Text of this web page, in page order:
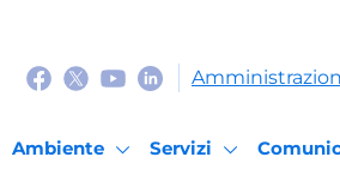
Ambiente Servizi